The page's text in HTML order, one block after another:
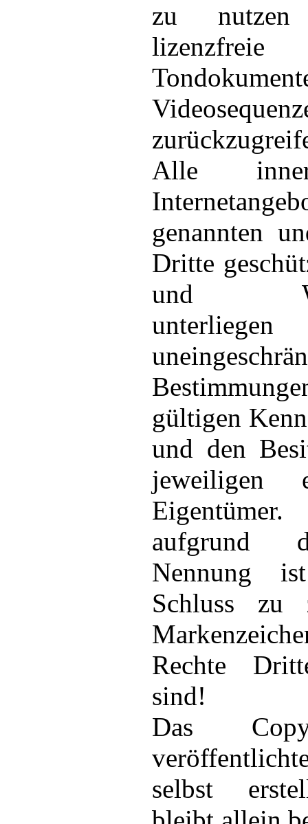
zu
Alle
genannten
Dritte
und
unterliegen
gültigen
und den
jeweiligen
aufgrund
Nennung
Schluss zu
Rechte
sind!
Das
selbst